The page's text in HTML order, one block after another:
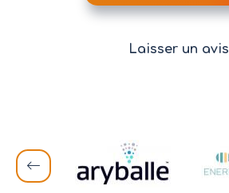
Laisser un avis